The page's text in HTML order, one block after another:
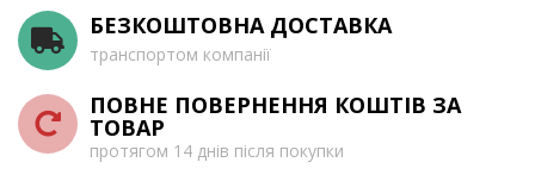
БЕЗКОШТОВНА ДОСТАВКА
транспортом компанії
ПОВНЕ ПОВЕРНЕННЯ КОШТІВ ЗА
ТОВАР
протягом 14 днів після покупки